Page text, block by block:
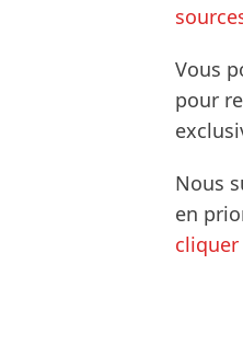
Vous
pour
Nous
en
cliquer